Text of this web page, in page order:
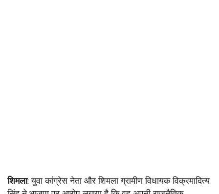
शिमला: युवा कांग्रेस नेता और शिमला ग्रामीण विधायक विक्रमादित्य